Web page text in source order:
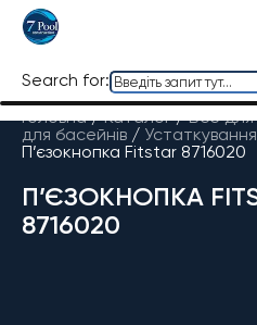
Search for:
Головна / Каталог/Все для
для басейнів / Устаткування
П’єзокнопка Fitstar 8716020
П’ЄЗОКНОПКА
8716020